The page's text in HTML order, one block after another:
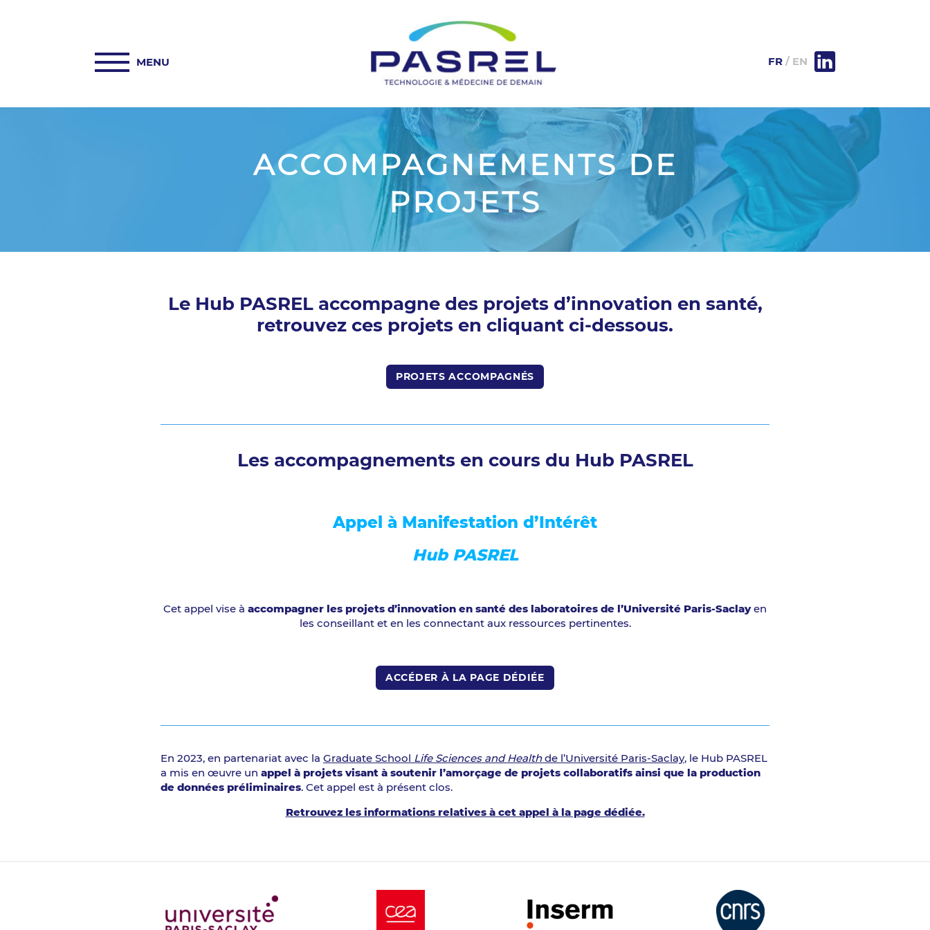
PASREL-IMAGERIE
INFORMATIONS
FR EN
ACCOMPAGNEMENTS DE
PROJETS
Le Hub PASREL accompagne des projets d’innovation en santé,
retrouvez ces projets en cliquant ci-dessous.
PROJETS ACCOMPAGNÉS
Les accompagnements en cours du Hub PASREL
Appel à Manifestation d’Intérêt
Hub PASREL
Cet appel vise à accompagner les projets d’innovation en santé des laboratoires de l’Université Paris-Saclayen
les conseillant et en les connectant aux ressources pertinentes.
ACCÉDER À LA PAGE DÉDIÉE
En 2023, en partenariat avec la Graduate School Life Sciences and Healthde l’Université Paris-Saclay, le Hub PASREL
a mis en œuvre un appel à projets visant à soutenir l’amorçage de projets collaboratifs ainsi que la production
de données préliminaires. Cet appel est à présent clos.
Retrouvez les informations relatives à cet appel à la page dédiée.